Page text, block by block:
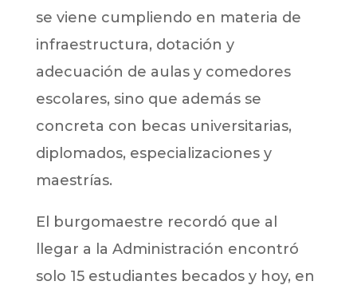
se viene cumpliendo en materia de
infraestructura, dotación y
adecuación de aulas y comedores
escolares, sino que además se
concreta con becas universitarias,
diplomados, especializaciones y
maestrías.
El burgomaestre recordó que al
llegar a la Administración encontró
solo 15 estudiantes becados y hoy, en